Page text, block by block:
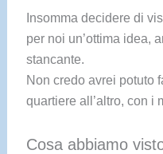
Insomma decidere di
per noi un’ottima idea,
stancante.
Non credo avrei potuto
quartiere all’altro, con i
Cosa abbiamo